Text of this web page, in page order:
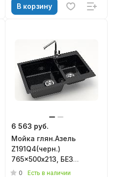
В корзину
6 563 руб.
Мойка глян.Азель
Z191Q4(черн.)
765x500х213, БЕЗ
СИФОНА Granit MARR
0 Есть в наличии